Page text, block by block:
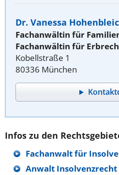
Dr. Vanessa
Fachanwältin für
Fachanwältin für
Kobellstraße 1
80336 München
Infos zu den
Fachanwalt für
Anwalt Insolvenzrecht